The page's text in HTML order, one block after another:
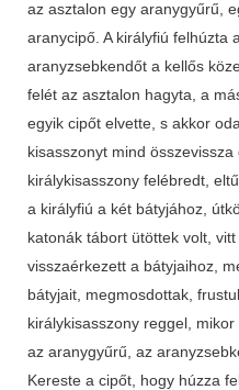
az asztalon egy aranygyűrű,
aranycipő. A királyfiú felhúzta
aranyzsebkendőt a kellős
felét az asztalon hagyta, a
egyik cipőt elvette, s akkor
kisasszonyt mind
királykisasszony felébredt,
a királyfiú a két bátyjához,
katonák tábort ütöttek volt,
visszaérkezett a bátyjaihoz,
bátyjait, megmosdottak,
királykisasszony reggel,
az aranygyűrű, az
Kereste a cipőt, hogy húzza